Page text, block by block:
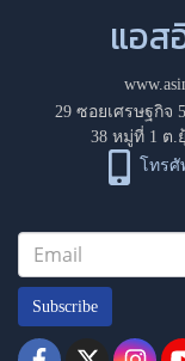
แอส
29 ซอยเศรษฐกิจ
38 หมู่ที่ 1 ต.
โทรศั
Subscribe